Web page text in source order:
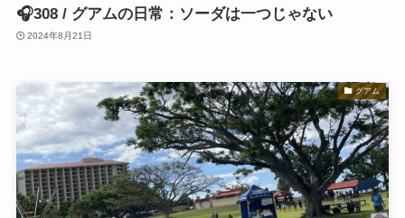
🎧308 / グアムの日常：ソーダは一つじゃない
2024年8月21日
グアム